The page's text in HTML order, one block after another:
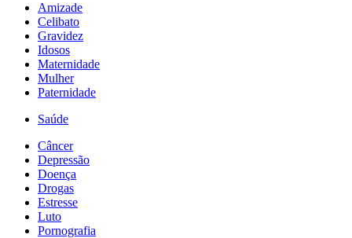
Amizade
Celibato
Gravidez
Idosos
Maternidade
Mulher
Paternidade
Saúde
Câncer
Depressão
Doença
Drogas
Estresse
Luto
Pornografia